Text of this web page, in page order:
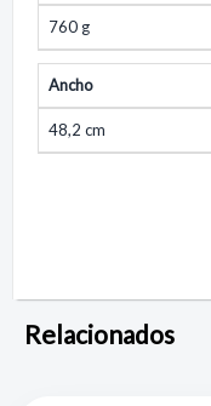
760 g
Ancho
48,2 cm
Relacionados